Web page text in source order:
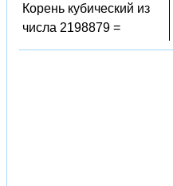
Корень кубический из
числа 2198879 =